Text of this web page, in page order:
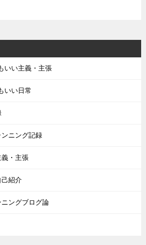
いい主義・主張
いい日常
ニング記録
・主張
己紹介
ングブログ論